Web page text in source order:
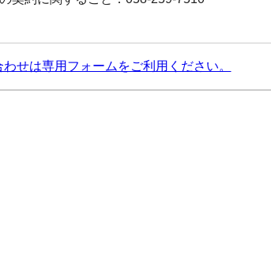
せは専用フォームをご利用ください。